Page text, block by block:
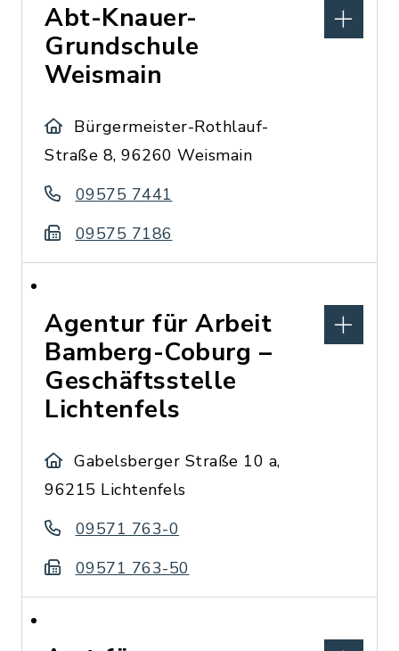
Abt-Knauer-
Grundschule
Weismain
Bürgermeister-Rothlauf-
Straße 8, 96260 Weismain
09575 7441
09575 7186
Agentur für Arbeit
Bamberg-Coburg –
Geschäftsstelle
Lichtenfels
Gabelsberger Straße 10 a,
96215 Lichtenfels
09571 763-0
09571 763-50